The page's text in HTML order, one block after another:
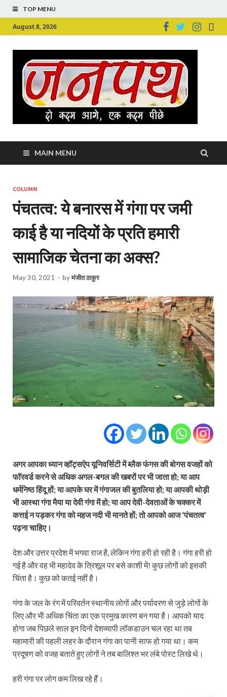
TOP MENU
August 8, 2026
MAIN MENU
COLUMN
पंचतत्व: ये बनारस में गंगा पर जमी
काई है या नदियों के प्रति हमारी
सामाजिक चेतना का अक्स?
May 30, 2021 - byमंजीत ठाकुर
अगर आपका ध्यान व्हॉट्सऐप यूनिवर्सिटी में ब्लैक फंगस की बोगस वजहों को
फॉरवर्ड करने से अधिक अगल-बगल की खबरों पर भी जाता हो; या आप
धर्मनिष्ठ हिंदू हों; या आपके घर में गंगाजल की बुतलिया हो; या आपकी थोड़ी
भी आस्था गंगा मैया या देवी गंगा में हो; या आप देवी-देवताओं के चक्कर में
कत्तई न पड़कर गंगा को महज नदी भी मानते हों; तो आपको आज ‘पंचतत्व’
पढ़ना चाहिए।
देश और उत्तर प्रदेश में भगवा राज है, लेकिन गंगा हरी हो रही है। गंगा हरी हो
गई है और वह भी महादेव के त्रिशूल पर बसे काशी में! कुछ लोगों को इसकी
चिंता है। कुछ को कतई नहीं है।
गंगा के जल के रंग में परिवर्तन स्थानीय लोगों और पर्यावरण से जुड़े लोगों के
लिए और भी अधिक चिंता का एक प्रमुख कारण बन गया है। आपको याद
होगा जब पिछले साल इन दिनों देशव्यापी लॉकडाउन चल रहा था तब
महामारी की पहली लहर के दौरान गंगा का पानी साफ हो गया था। कम
प्रदूषण को वजह बताते हुए लोगों ने तब बालिश्त भर लंबे पोस्ट लिखे थे।
हरी गंगा पर लोग कम लिख रहे हैं।